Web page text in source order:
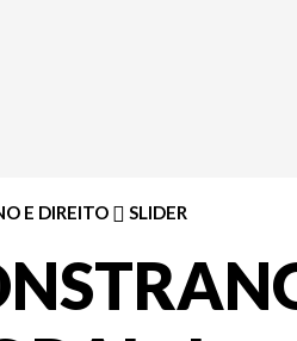
E DIREITO SLIDER